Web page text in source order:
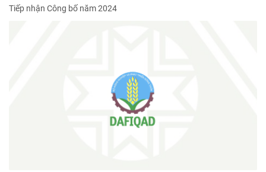
Tiếp nhận Công bố năm 2024